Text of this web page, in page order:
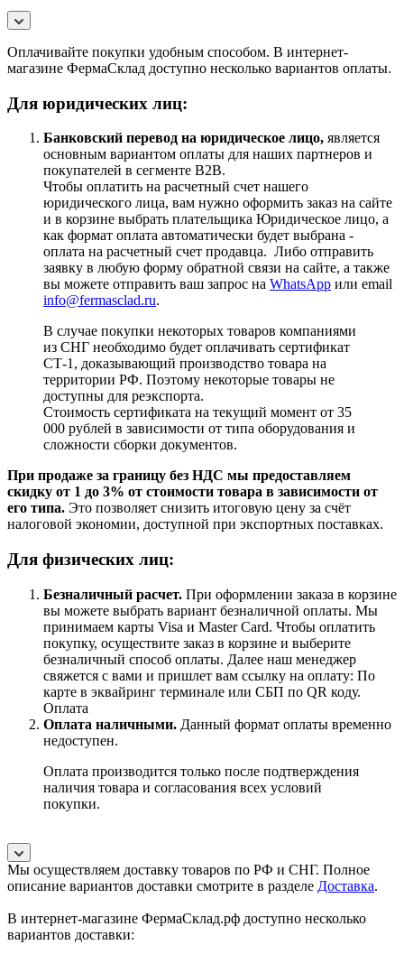
Оплачивайте покупки удобным способом. В интернет-
магазине ФермаСклад доступно несколько вариантов оплаты.
Для юридических лиц:
Банковский перевод на юридическое лицо, является
основным вариантом оплаты для наших партнеров и
покупателей в сегменте B2B.
Чтобы оплатить на расчетный счет нашего
юридического лица, вам нужно оформить заказ на сайте
и в корзине выбрать плательщика Юридическое лицо, а
как формат оплата автоматически будет выбрана -
оплата на расчетный счет продавца. Либо отправить
заявку в любую форму обратной связи на сайте, а также
вы можете отправить ваш запрос на WhatsApp или email
info@fermasclad.ru.
В случае покупки некоторых товаров компаниями
из СНГ необходимо будет оплачивать сертификат
СТ-1, доказывающий производство товара на
территории РФ. Поэтому некоторые товары не
доступны для реэкспорта.
Стоимость сертификата на текущий момент от 35
000 рублей в зависимости от типа оборудования и
сложности сборки документов.
При продаже за границу без НДС мы предоставляем
скидку от 1 до 3% от стоимости товара в зависимости от
его типа. Это позволяет снизить итоговую цену за счёт
налоговой экономии, доступной при экспортных поставках.
Для физических лиц:
Безналичный расчет. При оформлении заказа в корзине
вы можете выбрать вариант безналичной оплаты. Мы
принимаем карты Visa и Master Card. Чтобы оплатить
покупку, осуществите заказ в корзине и выберите
безналичный способ оплаты. Далее наш менеджер
свяжется с вами и пришлет вам ссылку на оплату: По
карте в эквайринг терминале или СБП по QR коду.
Оплата
Оплата наличными. Данный формат оплаты временно
недоступен.
Оплата производится только после подтверждения
наличия товара и согласования всех условий
покупки.
Мы осуществляем доставку товаров по РФ и СНГ. Полное
описание вариантов доставки смотрите в разделе Доставка.
В интернет-магазине ФермаСклад.рф доступно несколько
вариантов доставки: